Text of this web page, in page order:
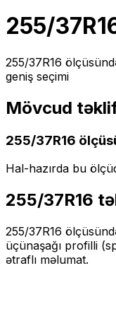
255/
255/37R16
geniş seçimi
Mövcud
255/37R16
Hal-hazırda bu
255/37R16
255/37R16
üçünaşağı profilli
ətraflı məlumat.